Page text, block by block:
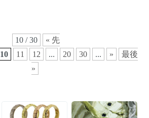
10 / 30
« 先
10 11 12 ... 20 30 ... »
最後
»